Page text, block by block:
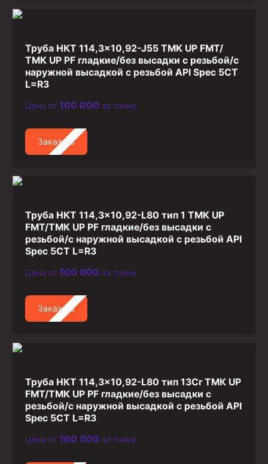
Труба НКТ 114,3×10,92-J55 ТМК UP FMT/
ТМК UP PF гладкие/без высадки с резьбой/с
наружной высадкой с резьбой API Spec 5CT
L=R3
Цена от 100 000 за тонну
Заказать
Труба НКТ 114,3×10,92-L80 тип 1 ТМК UP
FMT/ТМК UP PF гладкие/без высадки с
резьбой/с наружной высадкой с резьбой API
Spec 5CT L=R3
Цена от 100 000 за тонну
Заказать
Труба НКТ 114,3×10,92-L80 тип 13Cr ТМК UP
FMT/ТМК UP PF гладкие/без высадки с
резьбой/с наружной высадкой с резьбой API
Spec 5CT L=R3
Цена от 100 000 за тонну